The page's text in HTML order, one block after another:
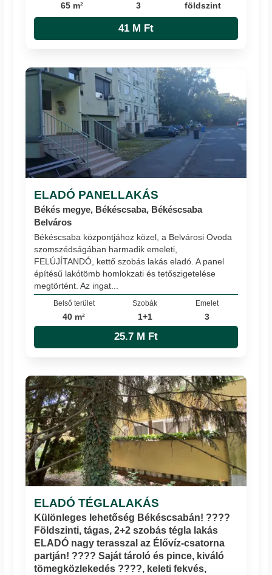
65 m² 3 földszint
41 M Ft
ELADÓ PANELLAKÁS
Békés megye, Békéscsaba, Békéscsaba
Belváros
Békéscsaba központjához közel, a Belvárosi Ovoda
szomszédságában harmadik emeleti,
FELÚJÍTANDÓ, kettő szobás lakás eladó. A panel
építésű lakótömb homlokzati és tetőszigetelése
megtörtént. Az ingat...
Belső terület
40 m²
Szobák
1+1
Emelet
3
25.7 M Ft
ELADÓ TÉGLALAKÁS
Különleges lehetőség Békéscsabán! ????
Földszinti, tágas, 2+2 szobás tégla lakás
ELADÓ nagy terasszal az Élővíz-csatorna
partján! ???? Saját tároló és pince, kiváló
tömegközlekedés ????, keleti fekvés,